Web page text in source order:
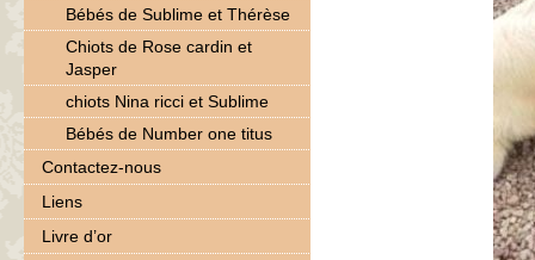
Bébés de Sublime et Thérèse
Chiots de Rose cardin et
Jasper
chiots Nina ricci et Sublime
Bébés de Number one titus
Contactez-nous
Liens
Livre d’or